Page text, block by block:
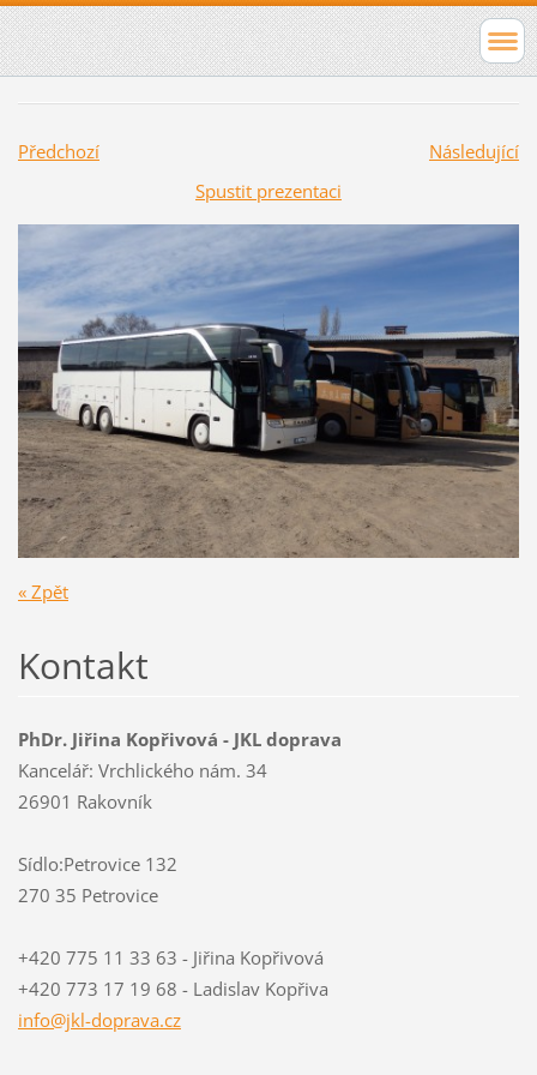
Předchozí
Následující
Spustit prezentaci
« Zpět
Kontakt
PhDr. Jiřina Kopřivová - JKL doprava
Kancelář: Vrchlického nám. 34
26901 Rakovník
Sídlo:Petrovice 132
270 35 Petrovice
+420 775 11 33 63 - Jiřina Kopřivová
+420 773 17 19 68 - Ladislav Kopřiva
info@jkl-doprava.cz